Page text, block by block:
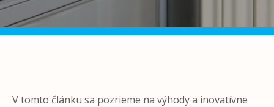
V tomto článku sa pozrieme na výhody a inovatívne